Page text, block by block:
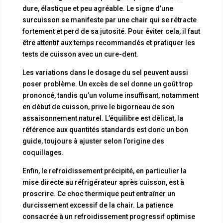
dure, élastique et peu agréable. Le signe d’une
surcuisson se manifeste par une chair qui se rétracte
fortement et perd de sa jutosité. Pour éviter cela, il faut
être attentif aux temps recommandés et pratiquer les
tests de cuisson avec un cure-dent.
Les variations dans le dosage du sel peuvent aussi
poser problème. Un excès de sel donne un goût trop
prononcé, tandis qu’un volume insuffisant, notamment
en début de cuisson, prive le bigorneau de son
assaisonnement naturel. L’équilibre est délicat, la
référence aux quantités standards est donc un bon
guide, toujours à ajuster selon l’origine des
coquillages.
Enfin, le refroidissement précipité, en particulier la
mise directe au réfrigérateur après cuisson, est à
proscrire. Ce choc thermique peut entraîner un
durcissement excessif de la chair. La patience
consacrée à un refroidissement progressif optimise